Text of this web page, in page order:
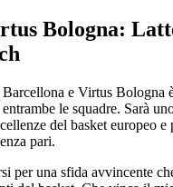
Bologna:
e Virtus Bologna
le squadre. Sarà
del basket europeo e
pari.
per una sfida avvincente